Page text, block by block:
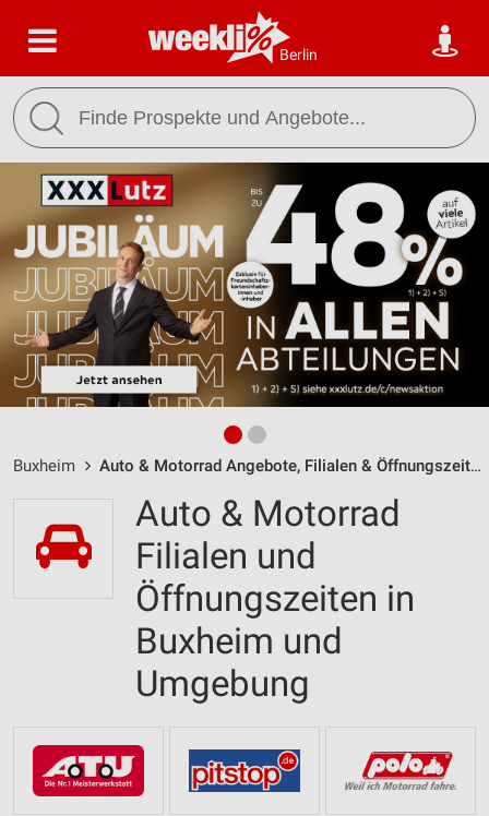
Berlin
Buxheim Auto & Motorrad Angebote, Filialen & Öffnungszeiten
Auto & Motorrad
Filialen und
Öffnungszeiten in
Buxheim und
Umgebung